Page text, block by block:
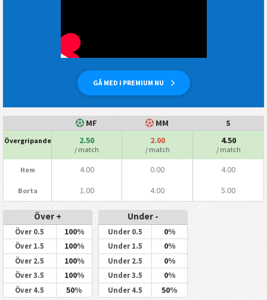
GÅ MED I PREMIUM NU
MF MM S
Övergripande 2.50
/ match
2.00
/ match
4.50
/ match
Hem 4.00 0.00 4.00
Borta 1.00 4.00 5.00
Över +
Över 0.5 100%
Över 1.5 100%
Över 2.5 100%
Över 3.5 100%
Över 4.5 50%
Under -
Under 0.5 0%
Under 1.5 0%
Under 2.5 0%
Under 3.5 0%
Under 4.5 50%